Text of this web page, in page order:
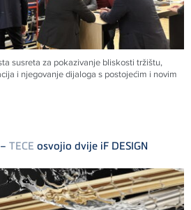
susreta za pokazivanje bliskosti tržištu,
i njegovanje dijaloga s postojećim i novim
TECE osvojio dvije iF DESIGN